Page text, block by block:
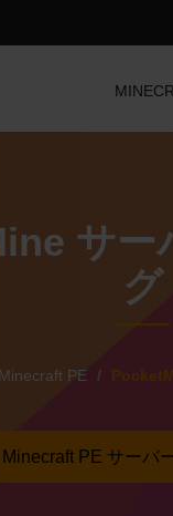
サー
グ
Minecraft PE
Minecraft PE サーバ